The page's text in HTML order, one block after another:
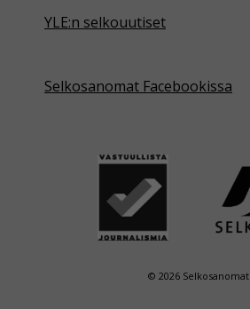
YLE:n selkouutiset
Selkosanomat Facebookissa
© 2026 Selkosanomat